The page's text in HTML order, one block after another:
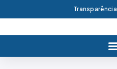
Transparência